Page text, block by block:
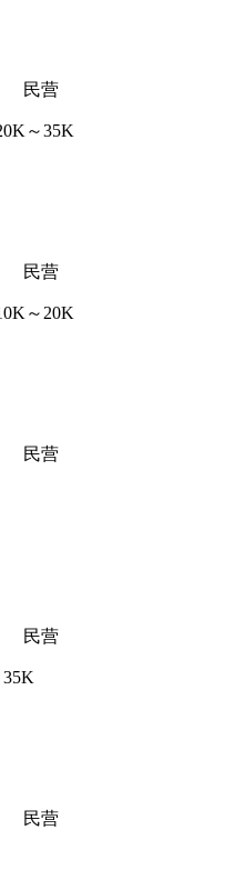
民营
～35K
民营
～20K
民营
民营
民营